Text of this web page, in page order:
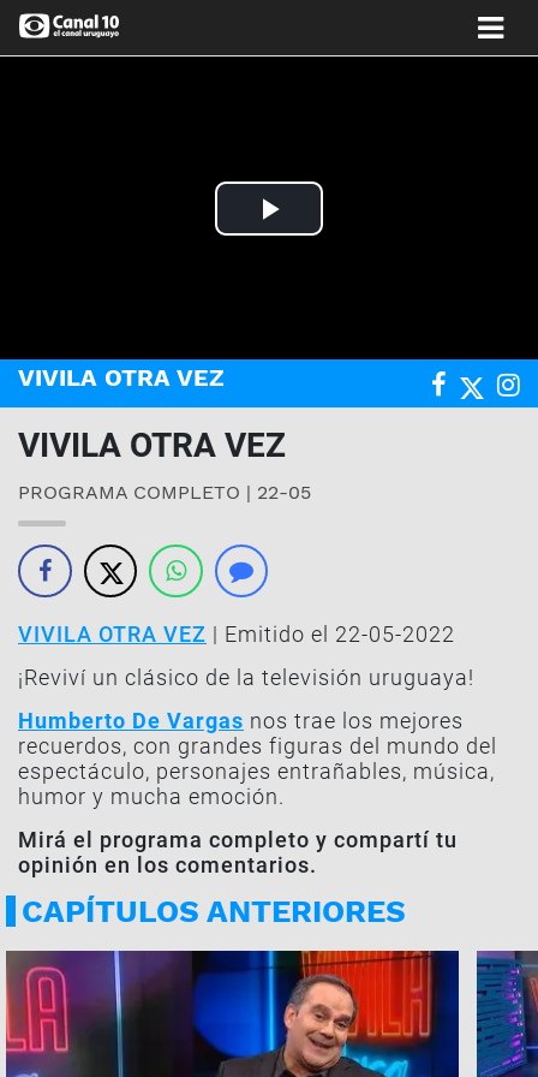
Play
VIVILA OTRA VEZ
VIVILA OTRA VEZ
PROGRAMA COMPLETO | 22-05
VIVILA OTRA VEZ | Emitido el 22-05-2022
¡Reviví un clásico de la televisión uruguaya!
Humberto De Vargas nos trae los mejores
recuerdos, con grandes figuras del mundo del
espectáculo, personajes entrañables, música,
humor y mucha emoción.
Mirá el programa completo y compartí tu
opinión en los comentarios.
CAPÍTULOS ANTERIORES